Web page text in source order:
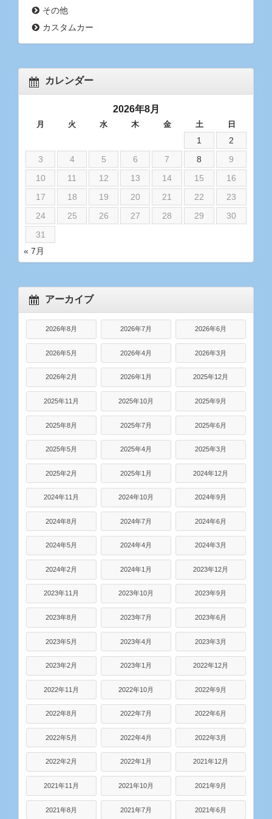
その他
カスタムカー
カレンダー
2026年8月
月 火 水 木 金 土 日
1
2
3
4 5 6 7 8
9
10
11 12 13 14 15
16
17
18 19 20 21 22
23
24
25 26 27 28 29
30
31
« 7月
アーカイブ
2026年8月 2026年7月 2026年6月
2026年5月 2026年4月 2026年3月
2026年2月 2026年1月 2025年12月
2025年11月 2025年10月 2025年9月
2025年8月 2025年7月 2025年6月
2025年5月 2025年4月 2025年3月
2025年2月 2025年1月 2024年12月
2024年11月 2024年10月 2024年9月
2024年8月 2024年7月 2024年6月
2024年5月 2024年4月 2024年3月
2024年2月 2024年1月 2023年12月
2023年11月 2023年10月 2023年9月
2023年8月 2023年7月 2023年6月
2023年5月 2023年4月 2023年3月
2023年2月 2023年1月 2022年12月
2022年11月 2022年10月 2022年9月
2022年8月 2022年7月 2022年6月
2022年5月 2022年4月 2022年3月
2022年2月 2022年1月 2021年12月
2021年11月 2021年10月 2021年9月
2021年8月 2021年7月 2021年6月